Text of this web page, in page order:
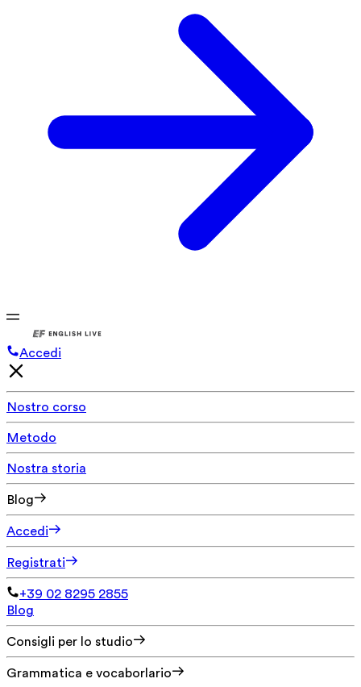
Accedi
Nostro corso
Metodo
Nostra storia
Blog
Accedi
Registrati
+39 02 8295 2855
Blog
Consigli per lo studio
Grammatica e vocaborlario